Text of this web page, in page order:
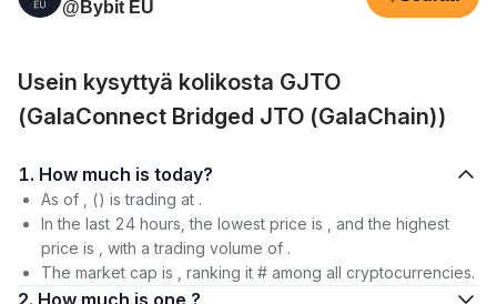
@Bybit EU
Usein kysyttyä kolikosta GJTO
(GalaConnect Bridged JTO (GalaChain))
1. How much is today?
As of , () is trading at .
In the last 24 hours, the lowest price is , and the highest
price is , with a trading volume of .
The market cap is , ranking it # among all cryptocurrencies.
2. How much is one ?